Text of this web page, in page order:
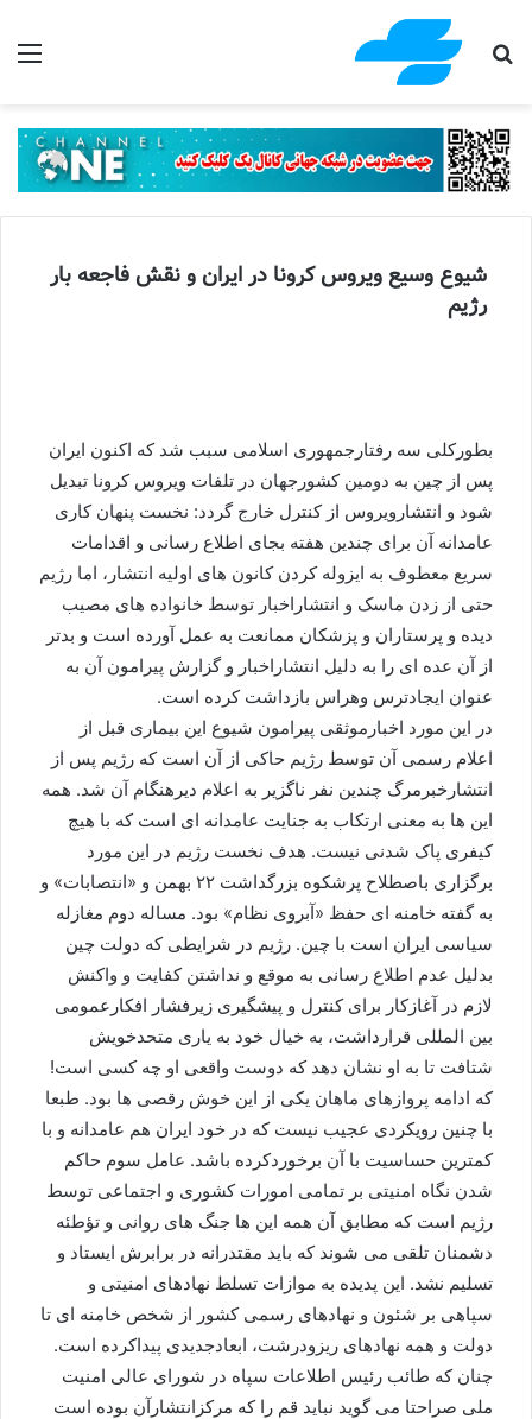
جستجو برای
شیوع وسیع ویروس کرونا در ایران و نقش فاجعه بار
رژیم
بطورکلی سه رفتارجمهوری اسلامی سبب شد که اکنون ایران
پس از چین به دومین کشورجهان در تلفات ویروس کرونا تبدیل
شود و انتشارویروس از کنترل خارج گردد: نخست پنهان کاری
عامدانه آن برای چندین هفته بجای اطلاع رسانی و اقدامات
سریع معطوف به ایزوله کردن کانون های اولیه انتشار، اما رژیم
حتی از زدن ماسک و انتشاراخبار توسط خانواده های مصیب
دیده و پرستاران و پزشکان ممانعت به عمل آورده است و بدتر
از آن عده ای را به دلیل انتشاراخبار و گزارش پیرامون آن به
عنوان ایجادترس وهراس بازداشت کرده است.
در این مورد اخبارموثقی پیرامون شیوع این بیماری قبل از
اعلام رسمی آن توسط رژیم حاکی از آن است که رژیم پس از
انتشارخبرمرگ چندین نفر ناگزیر به اعلام دیرهنگام آن شد. همه
این ها به معنی ارتکاب به جنایت عامدانه ای است که با هیچ
کیفری پاک شدنی نیست. هدف نخست رژیم در این مورد
برگزاری باصطلاح پرشکوه بزرگداشت ۲۲ بهمن و «انتصابات» و
به گفته خامنه ای حفظ «آبروی نظام» بود. مساله دوم مغازله
سیاسی ایران است با چین. رژیم در شرایطی که دولت چین
بدلیل عدم اطلاع رسانی به موقع و نداشتن کفایت و واکنش
لازم در آغازکار برای کنترل و پیشگیری زیرفشار افکارعمومی
بین المللی قرارداشت، به خیال خود به یاری متحدخویش
شتافت تا به او نشان دهد که دوست واقعی او چه کسی است!
که ادامه پروازهای ماهان یکی از این خوش رقصی ها بود. طبعا
با چنین رویکردی عجیب نیست که در خود ایران هم عامدانه و با
کمترین حساسیت با آن برخوردکرده باشد. عامل سوم حاکم
شدن نگاه امنیتی بر تمامی امورات کشوری و اجتماعی توسط
رژیم است که مطابق آن همه این ها جنگ های روانی و تؤطئه
دشمنان تلقی می شوند که باید مقتدرانه در برابرش ایستاد و
تسلیم نشد. این پدیده به موازات تسلط نهادهای امنیتی و
سپاهی بر شئون و نهادهای رسمی کشور از شخص خامنه ای تا
دولت و همه نهادهای ریزودرشت، ابعادجدیدی پیداکرده است.
چنان که طائب رئیس اطلاعات سپاه در شورای عالی امنیت
ملی صراحتا می گوید نباید قم را که مرکزانتشارآن بوده است